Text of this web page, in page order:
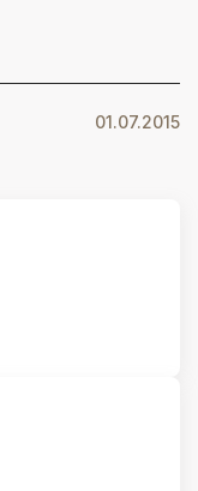
01.07.2015